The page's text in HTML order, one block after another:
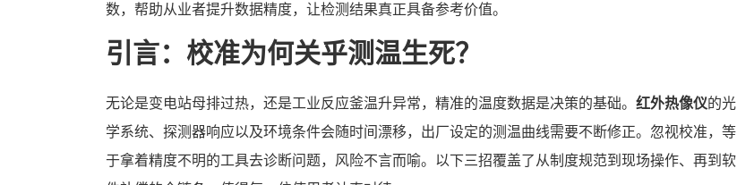
数，帮助从业者提升数据精度，让检测结果真正具备参考价值。
引言：校准为何关乎测温生死？
无论是变电站母排过热，还是工业反应釜温升异常，精准的温度数据是决策的基础。 红外热像仪的光
学系统、探测器响应以及环境条件会随时间漂移，出厂设定的测温曲线需要不断修正。忽视校准，等
于拿着精度不明的工具去诊断问题，风险不言而喻。以下三招覆盖了从制度规范到现场操作、再到软